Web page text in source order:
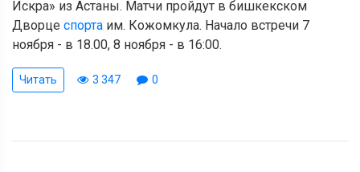
Искра» из Астаны. Матчи пройдут в бишкекском
Дворце спорта им. Кожомкула. Начало встречи 7
ноября - в 18.00, 8 ноября - в 16:00.
Читать 3 347 0